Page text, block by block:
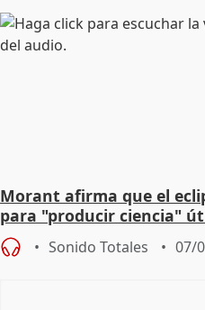
Morant afirma que el
para "producir ciencia"
resto del mundo
Sonido Totales 07/